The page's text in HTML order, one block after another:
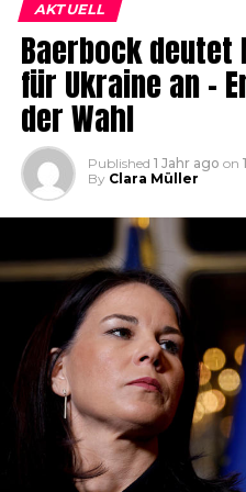
AKTUELL
Baerbock
für Ukraine an –
der Wahl
Published 1 Jahr ago on
By Clara Müller